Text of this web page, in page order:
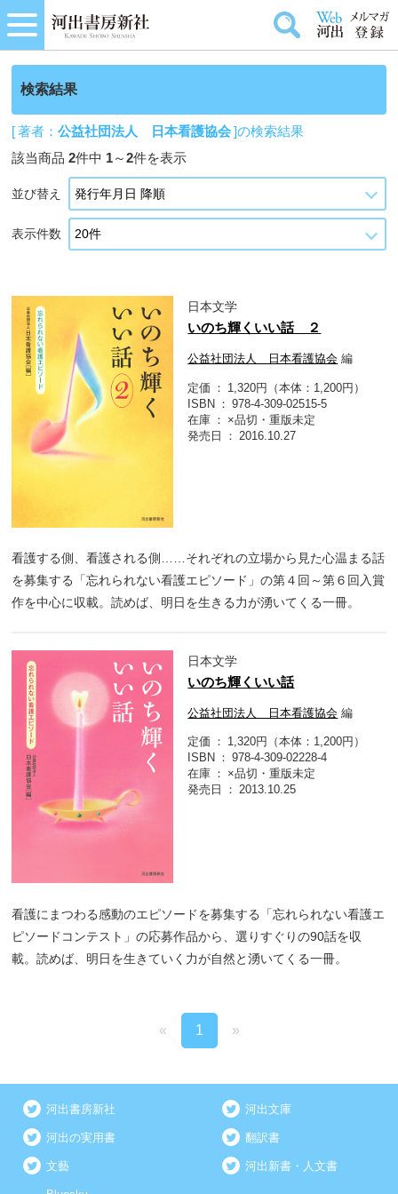
検索結果
[ 著者：公益社団法人 日本看護協会]の検索結果
該当商品2件中 1～2件を表示
並び替え
表示件数
日本文学
いのち輝くいい話 ２
公益社団法人 日本看護協会 編
定価
1,320円（本体：1,200円）
ISBN
978-4-309-02515-5
在庫
×品切・重版未定
発売日
2016.10.27
看護する側、看護される側……それぞれの立場から見た心温まる話
を募集する「忘れられない看護エピソード」の第４回～第６回入賞
作を中心に収載。読めば、明日を生きる力が湧いてくる一冊。
日本文学
いのち輝くいい話
公益社団法人 日本看護協会 編
定価
1,320円（本体：1,200円）
ISBN
978-4-309-02228-4
在庫
×品切・重版未定
発売日
2013.10.25
看護にまつわる感動のエピソードを募集する「忘れられない看護エ
ピソードコンテスト」の応募作品から、選りすぐりの90話を収
載。読めば、明日を生きていく力が自然と湧いてくる一冊。
« 1 »
河出書房新社 河出文庫
河出の実用書 翻訳書
文藝 河出新書・人文書